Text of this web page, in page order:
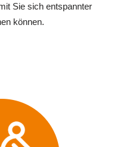
Sie sich entspannter
können.